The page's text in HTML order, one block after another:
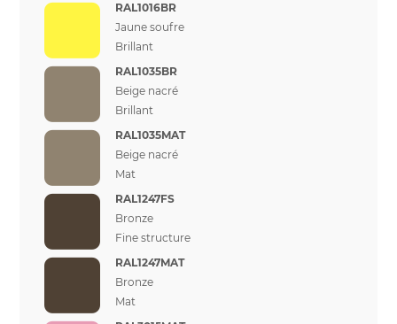
RAL1016BR
Jaune soufre
Brillant
RAL1035BR
Beige nacré
Brillant
RAL1035MAT
Beige nacré
Mat
RAL1247FS
Bronze
Fine structure
RAL1247MAT
Bronze
Mat